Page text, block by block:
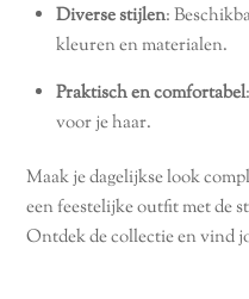
Diverse stijlen:
kleuren en materialen.
Praktisch en comfortabel
voor je haar.
Maak je dagelijkse look
een feestelijke outfit met de
Ontdek de collectie en vind